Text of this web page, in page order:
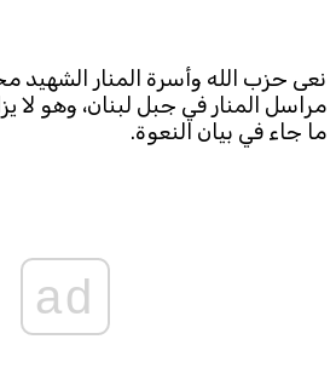
نعى حزب الله وأسرة المنار
مراسل المنار في جبل لبنان، وهو لا
ما جاء في بيان النعوة.
ad